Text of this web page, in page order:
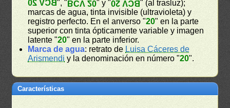
BCV 20", "BCV 20" y "BCV 20" (al trasluz);
marcas de agua, tinta invisible (ultravioleta) y
registro perfecto. En el anverso "20" en la parte
superior con tinta ópticamente variable y imagen
latente "20" en la parte inferior.
Marca de agua: retrato de Luisa Cáceres de
Arismendi y la denominación en número "20".
Características